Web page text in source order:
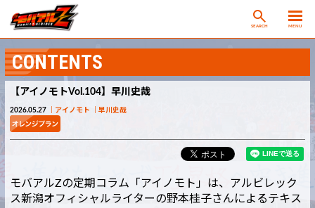
SEARCH MENU
CONTENTS
【アイノモトVol.104】早川史哉
2026.05.27 アイノモト 早川史哉
モバアルZの定期コラム「アイノモト」は、アルビレック
ス新潟オフィシャルライターの野本桂子さんによるテキス